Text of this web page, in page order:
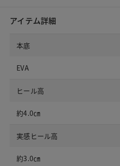
アイテム詳細
本底
EVA
ヒール高
約4.0㎝
実感ヒール高
約3.0㎝